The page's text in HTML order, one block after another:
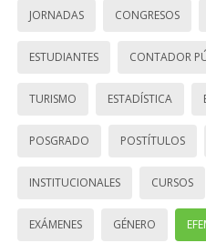
JORNADAS CONGRESOS
ESTUDIANTES CONTADOR
TURISMO ESTADÍSTICA
POSGRADO POSTÍTULOS
INSTITUCIONALES CURSOS
EXÁMENES GÉNERO